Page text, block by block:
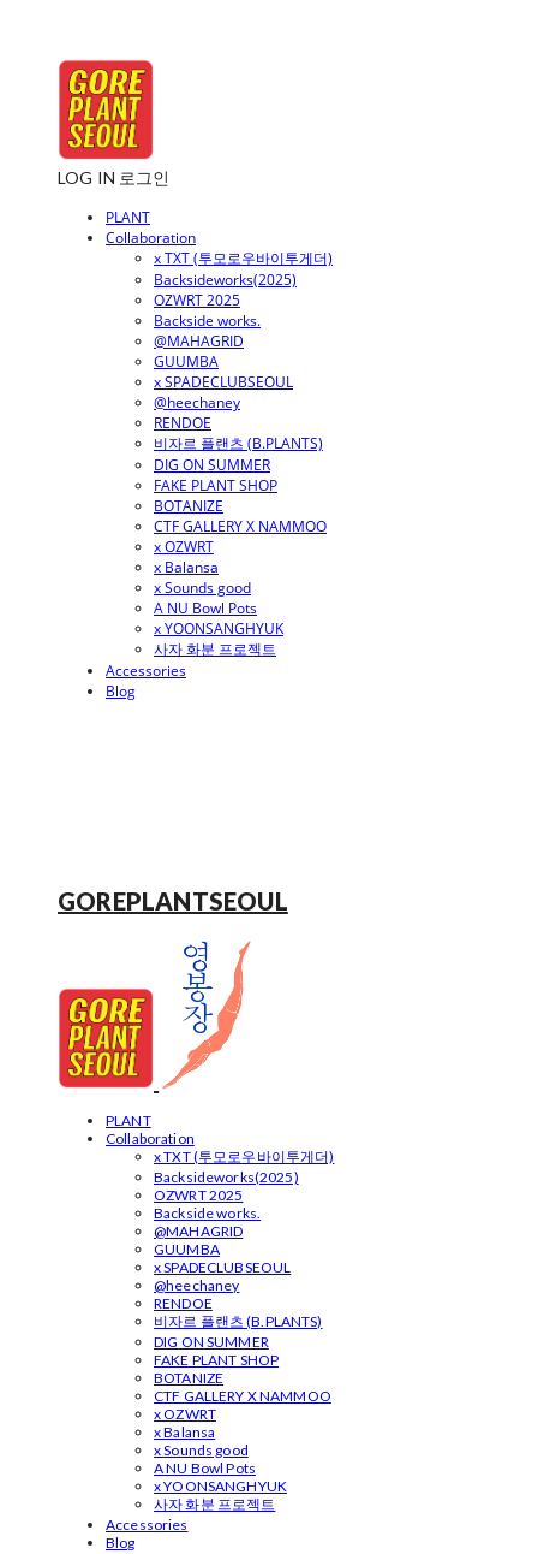
LOG IN 로그인
PLANT
Collaboration
x TXT (투모로우바이투게더)
Backsideworks(2025)
OZWRT 2025
Backside works.
@MAHAGRID
GUUMBA
x SPADECLUBSEOUL
@heechaney
RENDOE
비자르 플랜츠 (B.PLANTS)
DIG ON SUMMER
FAKE PLANT SHOP
BOTANIZE
CTF GALLERY X NAMMOO
x OZWRT
x Balansa
x Sounds good
A NU Bowl Pots
x YOONSANGHYUK
사자 화분 프로젝트
Accessories
Blog
GOREPLANTSEOUL
PLANT
Collaboration
x TXT (투모로우바이투게더)
Backsideworks(2025)
OZWRT 2025
Backside works.
@MAHAGRID
GUUMBA
x SPADECLUBSEOUL
@heechaney
RENDOE
비자르 플랜츠 (B.PLANTS)
DIG ON SUMMER
FAKE PLANT SHOP
BOTANIZE
CTF GALLERY X NAMMOO
x OZWRT
x Balansa
x Sounds good
A NU Bowl Pots
x YOONSANGHYUK
사자 화분 프로젝트
Accessories
Blog